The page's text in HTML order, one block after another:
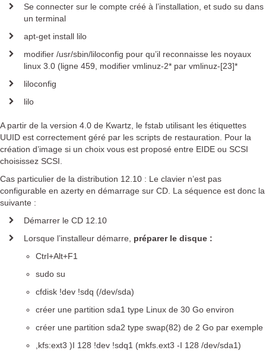
Contact
Se connecter sur le compte créé à l’installation, et sudo su dans
un terminal
apt-get install lilo
modifier /usr/sbin/liloconfig pour qu’il reconnaisse les noyaux
linux 3.0 (ligne 459, modifier vmlinuz-2* par vmlinuz-[23]*
liloconfig
lilo
A partir de la version 4.0 de Kwartz, le fstab utilisant les étiquettes
UUID est correctement géré par les scripts de restauration. Pour la
création d’image si un choix vous est proposé entre EIDE ou SCSI
choisissez SCSI.
Cas particulier de la distribution 12.10 : Le clavier n’est pas
configurable en azerty en démarrage sur CD. La séquence est donc la
suivante :
Démarrer le CD 12.10
Lorsque l’installeur démarre, préparer le disque :
Ctrl+Alt+F1
sudo su
cfdisk !dev !sdq (/dev/sda)
créer une partition sda1 type Linux de 30 Go environ
créer une partition sda2 type swap(82) de 2 Go par exemple
,kfs:ext3 )I 128 !dev !sdq1 (mkfs.ext3 -I 128 /dev/sda1)